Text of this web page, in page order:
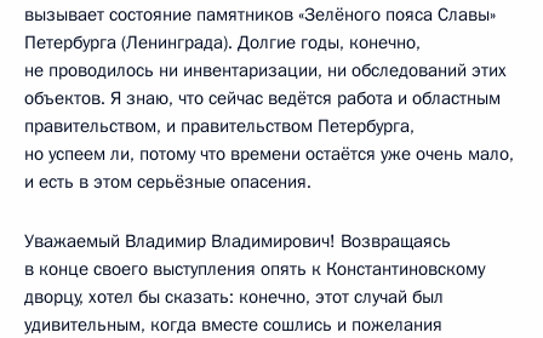
вызывает состояние памятников «Зелёного пояса Славы»
Петербурга (Ленинграда). Долгие годы, конечно,
не проводилось ни инвентаризации, ни обследований этих
объектов. Я знаю, что сейчас ведётся работа и областным
правительством, и правительством Петербурга,
но успеем ли, потому что времени остаётся уже очень мало,
и есть в этом серьёзные опасения.
Уважаемый Владимир Владимирович! Возвращаясь
в конце своего выступления опять к Константиновскому
дворцу, хотел бы сказать: конечно, этот случай был
удивительным, когда вместе сошлись и пожелания